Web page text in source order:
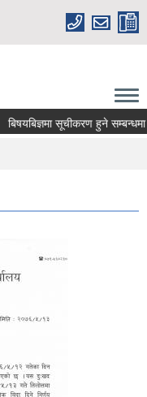
सूचीकरण हुने सम्बन्धमा।